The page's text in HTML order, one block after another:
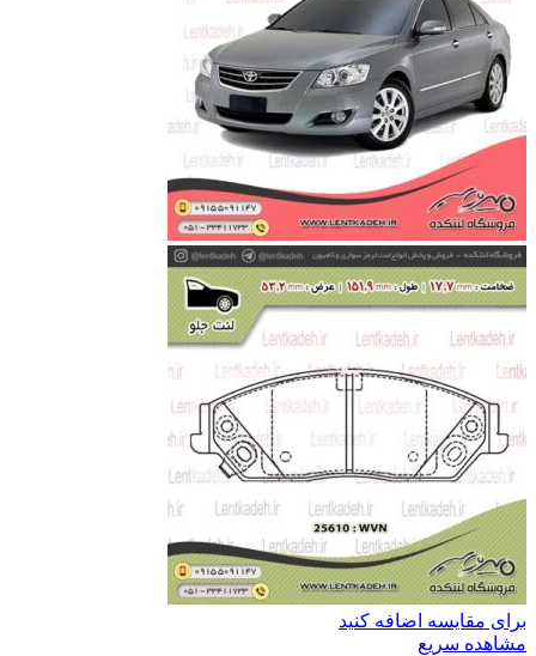
برای مقایسه اضافه کنید
مشاهده سریع